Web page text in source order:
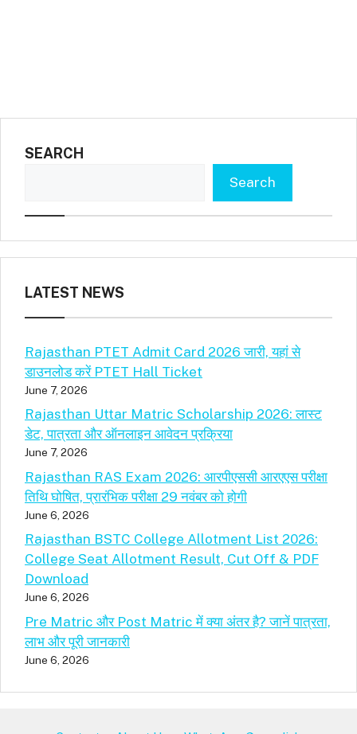
SEARCH
Search
LATEST NEWS
Rajasthan PTET Admit Card 2026 जारी, यहां से
डाउनलोड करें PTET Hall Ticket
June 7, 2026
Rajasthan Uttar Matric Scholarship 2026: लास्ट
डेट, पात्रता और ऑनलाइन आवेदन प्रक्रिया
June 7, 2026
Rajasthan RAS Exam 2026: आरपीएससी आरएएस परीक्षा
तिथि घोषित, प्रारंभिक परीक्षा 29 नवंबर को होगी
June 6, 2026
Rajasthan BSTC College Allotment List 2026:
College Seat Allotment Result, Cut Off & PDF
Download
June 6, 2026
Pre Matric और Post Matric में क्या अंतर है? जानें पात्रता,
लाभ और पूरी जानकारी
June 6, 2026